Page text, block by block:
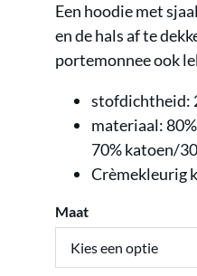
Een hoodie met
en de hals af te
portemonnee ook
stofdichtheid:
materiaal:
70% katoen/
Crèmekleurig
Maat